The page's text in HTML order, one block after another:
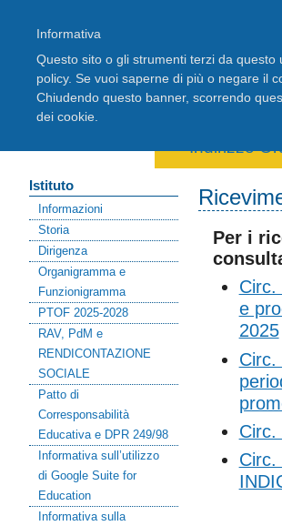
Home
Indirizzo
Istituto
Informazioni
Storia
Dirigenza
Organigramma e
Funzionigramma
PTOF 2025-2028
RAV, PdM e
RENDICONTAZIONE
SOCIALE
Patto di
Corresponsabilità
Educativa e DPR 249/98
Informativa sull’utilizzo
di Google Suite for
Education
Informativa sulla
Per i
Circ.
e
2025
Circ.
Circ.
Circ.
Informativa
Questo sito o gli strumenti terzi da
policy. Se vuoi saperne di più o negare il
Chiudendo questo banner, scorrendo
dei cookie.